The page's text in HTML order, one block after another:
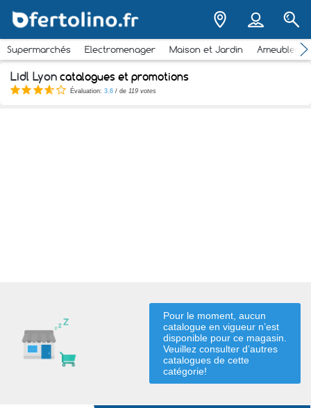
Supermarchés Electromenager Maison et Jardin
Lidl Lyon catalogues et promotions
Évaluation: 3.6 / de 119 votes
Pour le moment, aucun
catalogue en vigueur n’est
disponible pour ce magasin.
Veuillez consulter d’autres
catalogues de cette
catégorie!